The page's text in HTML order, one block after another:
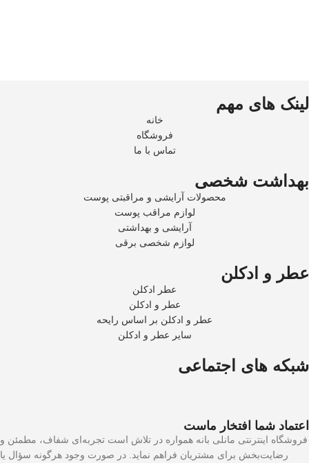
لینک های مهم
خانه
فروشگاه
تماس با ما
بهداشت شخصی
محصولات آرایشی و مراقبتی پوست
لوازم مراقب پوست
آرایشی و بهداشتی
لوازم شخصی برقی
عطر و ادکلن
عطر ادکلن
عطر و ادکلن
عطر و ادکلن بر اساس رایحه
سایر عطر و ادکلن
شبکه های اجتماعی
اعتماد شما افتخار ماست
فروشگاه اینترنتی مانلی بانه همواره در تلاش است تجربه‌ای شفاف، مطمئن و
رضایت‌بخش برای مشتریان فراهم نماید. در صورت وجود هرگونه سؤال یا